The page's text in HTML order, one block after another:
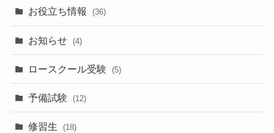
お役立ち情報 (36)
お知らせ (4)
ロースクール受験 (5)
予備試験 (12)
修習生 (18)